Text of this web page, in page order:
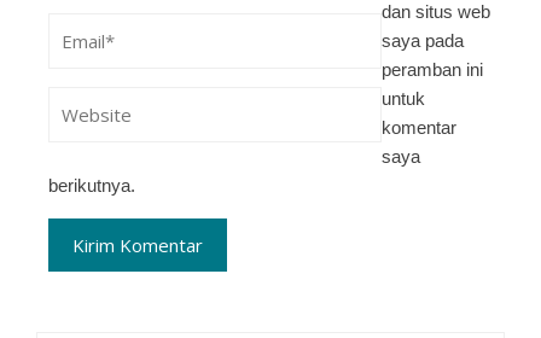
dan situs web
saya pada
peramban ini
untuk
komentar
saya
berikutnya.